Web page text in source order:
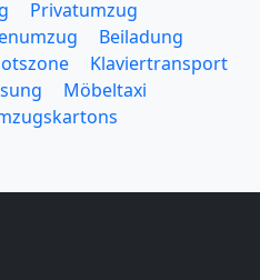
Privatumzug
Beiladung
Klaviertransport
Möbeltaxi